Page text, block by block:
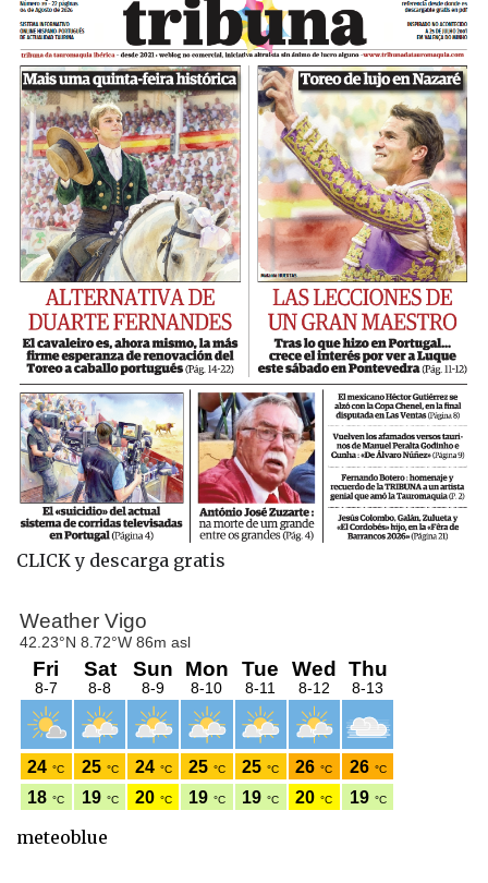
CLICK y descarga gratis
meteoblue